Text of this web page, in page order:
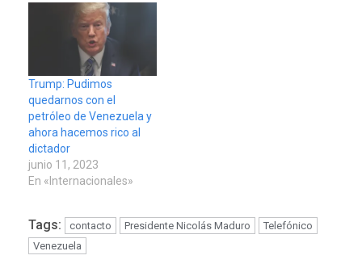
Trump: Pudimos
quedarnos con el
petróleo de Venezuela y
ahora hacemos rico al
dictador
junio 11, 2023
En «Internacionales»
Tags: contacto Presidente Nicolás Maduro
Telefónico
Venezuela